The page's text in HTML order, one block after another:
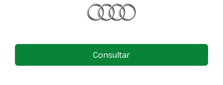
Consultar